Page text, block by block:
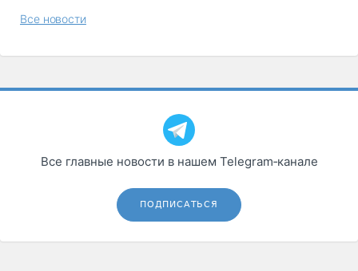
Все новости
Все главные новости в нашем Telegram‑канале
ПОДПИСАТЬСЯ